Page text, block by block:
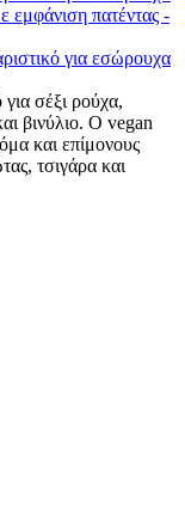
σέξι ρούχα,
βινύλιο. Ο vegan
και επίμονους
τσιγάρα και